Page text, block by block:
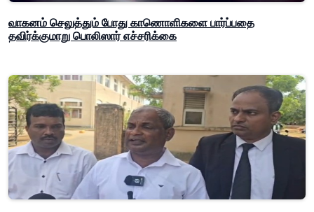
வாகனம் செலுத்தும் போது காணொளிகளை பார்ப்பதை
தவிர்க்குமாறு பொலிஸார் எச்சரிக்கை